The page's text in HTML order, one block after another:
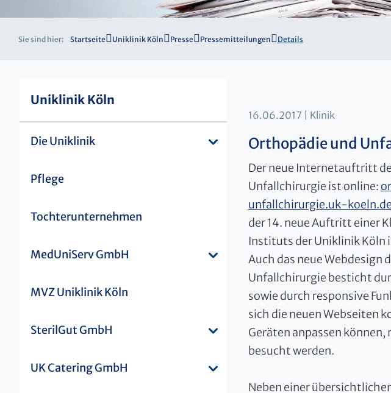
Sie sind hier: Startseite Uniklinik Köln Presse Pressemitteilungen Details
Uniklinik Köln
Die Uniklinik
Pflege
Tochterunternehmen
MedUniServ GmbH
MVZ Uniklinik Köln
SterilGut GmbH
UK Catering GmbH
16.06.2017 Klinik
Orthopädie und
Der neue Internetauftritt
Unfallchirurgie ist online:
unfallchirurgie.uk-
der 14. neue Auftritt einer
Instituts der Uniklinik Köln
Auch das neue Webdesign
Unfallchirurgie besticht
sowie durch responsive
sich die neuen Webseiten
Geräten anpassen können,
besucht werden.
Neben einer